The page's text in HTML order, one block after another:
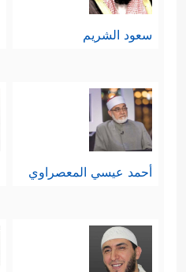
سعود الشريم
أحمد عيسي المعصراوي